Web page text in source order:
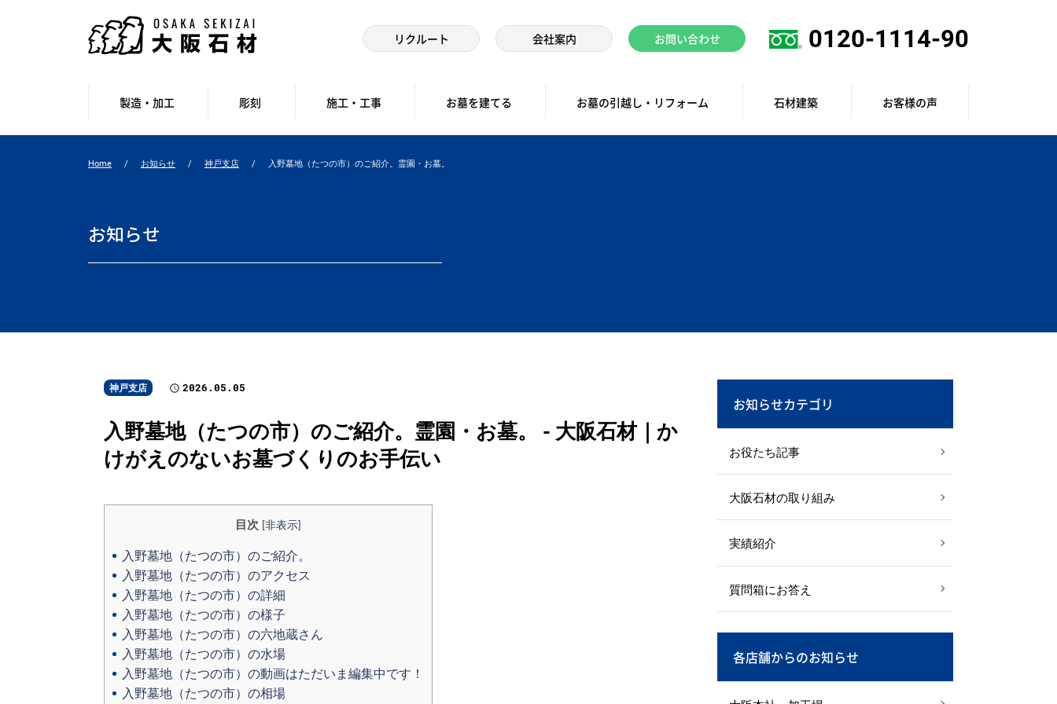
リクルート 会社案内 お問い合わせ 0120-1114-90
製造・加工 彫刻 施工・工事 お墓を建てる お墓の引越し・リフォーム 石材建築 お客様の声
Home お知らせ 神戸支店 入野墓地（たつの市）のご紹介。霊園・お墓。
お知らせ
神戸支店 2026.05.05
入野墓地（たつの市）のご紹介。霊園・お墓。 - 大阪石材｜か
けがえのないお墓づくりのお手伝い
目次 [非表示]
入野墓地（たつの市）のご紹介。
入野墓地（たつの市）のアクセス
入野墓地（たつの市）の詳細
入野墓地（たつの市）の様子
入野墓地（たつの市）の六地蔵さん
入野墓地（たつの市）の水場
入野墓地（たつの市）の動画はただいま編集中です！
入野墓地（たつの市）の相場
お知らせカテゴリ
お役たち記事
大阪石材の取り組み
実績紹介
質問箱にお答え
各店舗からのお知らせ